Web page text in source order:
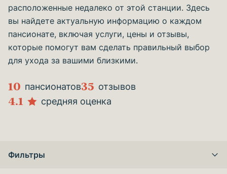
расположенные недалеко от этой станции. Здесь
вы найдете актуальную информацию о каждом
пансионате, включая услуги, цены и отзывы,
которые помогут вам сделать правильный выбор
для ухода за вашими близкими.
10 пансионатов35 отзывов
4.1 средняя оценка
Фильтры